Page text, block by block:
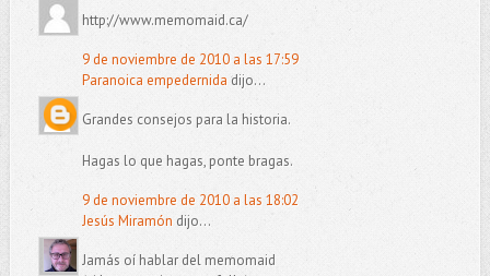
http://www.memomaid.ca/
9 de noviembre de 2010 a las 17:59
Paranoica empedernida dijo...
Grandes consejos para la historia.
Hagas lo que hagas, ponte bragas.
9 de noviembre de 2010 a las 18:02
Jesús Miramón dijo...
Jamás oí hablar del memomaid